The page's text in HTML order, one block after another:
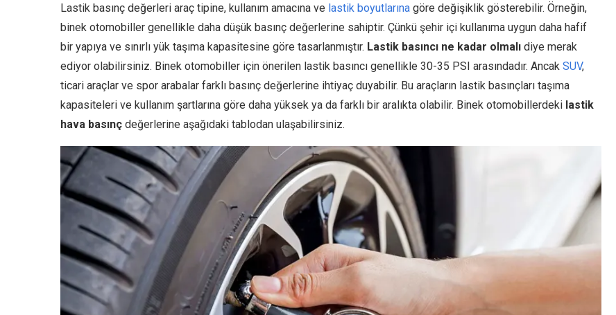
Lastik basınç değerleri araç tipine, kullanım amacına ve lastik boyutlarına göre değişiklik gösterebilir. Örneğin,
binek otomobiller genellikle daha düşük basınç değerlerine sahiptir. Çünkü şehir içi kullanıma uygun daha hafif
bir yapıya ve sınırlı yük taşıma kapasitesine göre tasarlanmıştır. Lastik basıncı ne kadar olmalı diye merak
ediyor olabilirsiniz. Binek otomobiller için önerilen lastik basıncı genellikle 30-35 PSI arasındadır. Ancak SUV,
ticari araçlar ve spor arabalar farklı basınç değerlerine ihtiyaç duyabilir. Bu araçların lastik basınçları taşıma
kapasiteleri ve kullanım şartlarına göre daha yüksek ya da farklı bir aralıkta olabilir. Binek otomobillerdeki lastik
hava basınç değerlerine aşağıdaki tablodan ulaşabilirsiniz.